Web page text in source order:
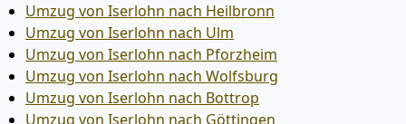
Umzug von Iserlohn nach Heilbronn
Umzug von Iserlohn nach Ulm
Umzug von Iserlohn nach Pforzheim
Umzug von Iserlohn nach Wolfsburg
Umzug von Iserlohn nach Bottrop
Umzug von Iserlohn nach Göttingen